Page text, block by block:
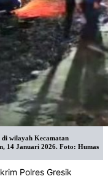
di wilayah Kecamatan
14 Januari 2026. Foto: Humas
Polres Gresik